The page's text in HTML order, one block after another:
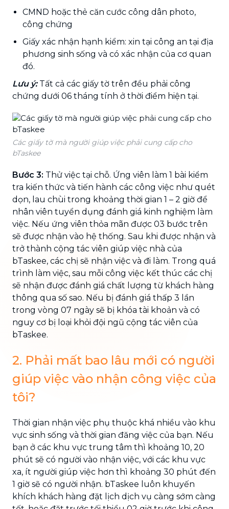
CMND hoặc thẻ căn cước công dân photo,
công chứng
Giấy xác nhận hạnh kiểm: xin tại công an tại địa
phương sinh sống và có xác nhận của cơ quan
đó.
Lưu ý:Tất cả các giấy tờ trên đều phải công
chứng dưới 06 tháng tính ở thời điểm hiện tại.
Các giấy tờ mà người giúp việc phải cung cấp cho
bTaskee
Bước 3: Thử việc tại chỗ. Ứng viên làm 1 bài kiểm
tra kiến thức và tiến hành các công việc như quét
dọn, lau chùi trong khoảng thời gian 1 – 2 giờ để
nhân viên tuyển dụng đánh giá kinh nghiệm làm
việc. Nếu ứng viên thỏa mãn được 03 bước trên
sẽ được nhận vào hệ thống. Sau khi được nhận và
trở thành cộng tác viên giúp việc nhà của
bTaskee, các chị sẽ nhận việc và đi làm. Trong quá
trình làm việc, sau mỗi công việc kết thúc các chị
sẽ nhận được đánh giá chất lượng từ khách hàng
thông qua số sao. Nếu bị đánh giá thấp 3 lần
trong vòng 07 ngày sẽ bị khóa tài khoản và có
nguy cơ bị loại khỏi đội ngũ cộng tác viên của
bTaskee.
2. Phải mất bao lâu mới có người
giúp việc vào nhận công việc của
tôi?
Thời gian nhận việc phụ thuộc khá nhiều vào khu
vực sinh sống và thời gian đăng việc của bạn. Nếu
bạn ở các khu vực trung tâm thì khoảng 10, 20
phút sẽ có người vào nhận việc, với các khu vực
xa, ít người giúp việc hơn thì khoảng 30 phút đến
1 giờ sẽ có người nhận. bTaskee luôn khuyến
khích khách hàng đặt lịch dịch vụ càng sớm càng